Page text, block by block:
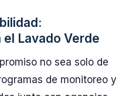
Lavado Verde
no sea solo de
de monitoreo y